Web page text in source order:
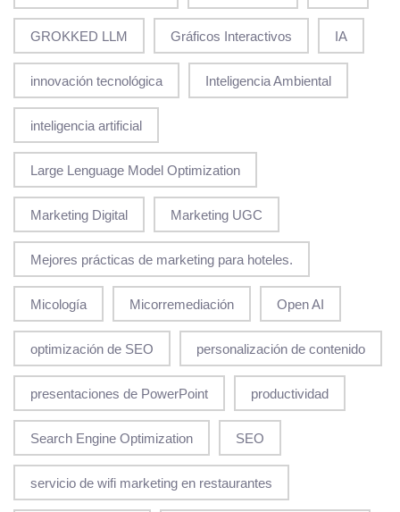
GROKKED LLM Gráficos Interactivos IA
innovación tecnológica Inteligencia Ambiental
inteligencia artificial
Large Lenguage Model Optimization
Marketing Digital Marketing UGC
Mejores prácticas de marketing para hoteles.
Micología Micorremediación Open AI
optimización de SEO personalización de contenido
presentaciones de PowerPoint productividad
Search Engine Optimization SEO
servicio de wifi marketing en restaurantes